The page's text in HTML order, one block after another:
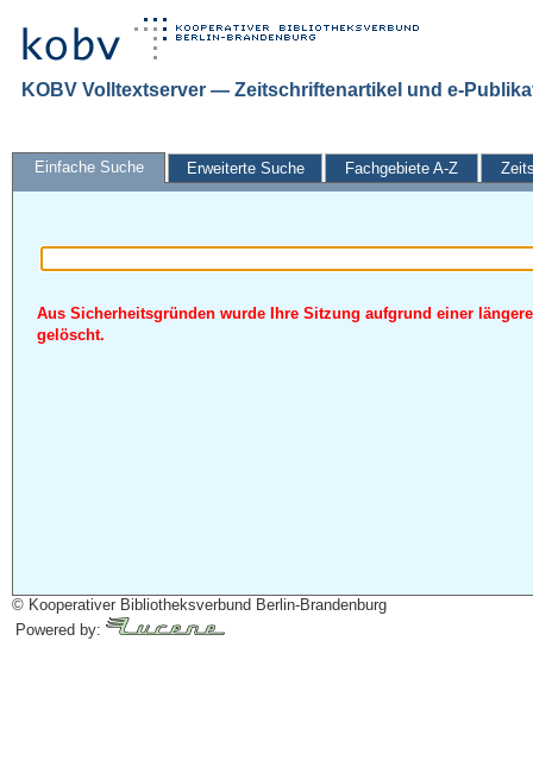
KOBV Volltextserver — Zeitschriftenartikel und e-
Einfache Suche Erweiterte Suche Fachgebiete A-Z
Aus Sicherheitsgründen wurde Ihre Sitzung aufgrund einer
gelöscht.
© Kooperativer Bibliotheksverbund Berlin-Brandenburg
Powered by: